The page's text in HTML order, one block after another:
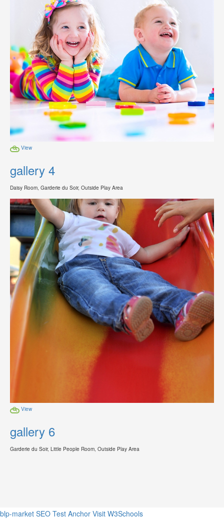
View
gallery 4
Daisy Room, Garderie du Soir, Outside Play Area
View
gallery 6
Garderie du Soir, Little People Room, Outside Play Area
blp-market SEO Test Anchor Visit W3Schools